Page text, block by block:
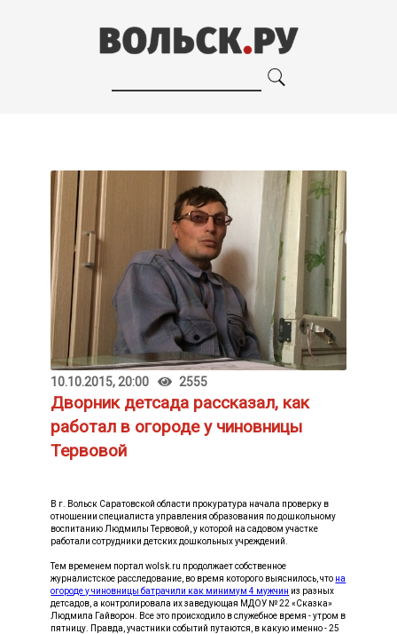
10.10.2015, 20:00 2555
Дворник детсада рассказал, как
работал в огороде у чиновницы
Тервовой
В г. Вольск Саратовской области прокуратура начала проверку в
отношении специалиста управления образования по дошкольному
воспитанию Людмилы Тервовой, у которой на садовом участке
работали сотрудники детских дошкольных учреждений.
Тем временем портал wolsk.ru продолжает собственное
журналистское расследование, во время которого выяснилось, что на
огороде у чиновницы батрачили как минимум 4 мужчин из разных
детсадов, а контролировала их заведующая МДОУ № 22 «Сказка»
Людмила Гайворон. Все это происходило в служебное время - утром в
пятницу. Правда, участники событий путаются, в какую именно - 25